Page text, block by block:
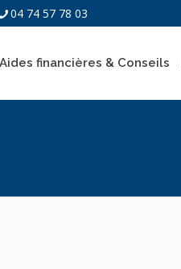
04 74 57 78 03
Aides financières & Conseils